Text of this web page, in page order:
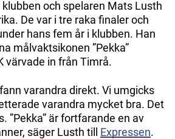
och spelaren Mats Lusth
De var i tre raka finaler och
hans fem år i klubben. Han
målvaktsikonen ”Pekka”
värvade in från Timrå.
varandra direkt. Vi umgicks
varandra mycket bra. Det
”Pekka” är fortfarande en av
säger Lusth till Expressen.